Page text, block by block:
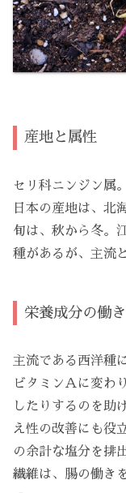
産地と属性
セリ科ニンジン属
日本の産地は、北
旬は、秋から冬。
種があるが、主流
栄養成分の働き
主流である西洋種
ビタミンＡに変わ
したりするのを助
え性の改善にも役
の余計な塩分を排
繊維は、腸の働き